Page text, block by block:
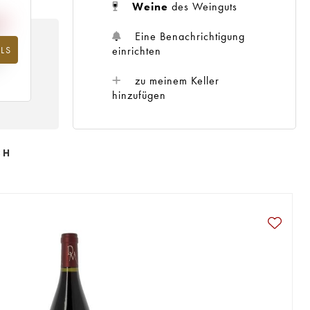
Weine des Weinguts
Eine Benachrichtigung
einrichten
zu meinem Keller
hinzufügen